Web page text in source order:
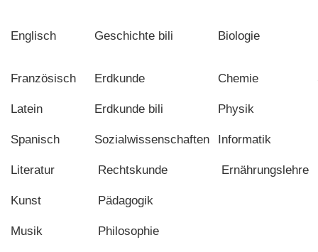
Englisch Geschichte bili Biologie
Französisch Erdkunde Chemie
Latein Erdkunde bili Physik
Spanisch Sozialwissenschaften Informatik
Literatur Rechtskunde Ernährungslehre
Kunst Pädagogik
Musik Philosophie